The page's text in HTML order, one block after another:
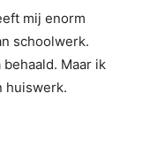
mij enorm
schoolwerk.
Maar ik
huiswerk.